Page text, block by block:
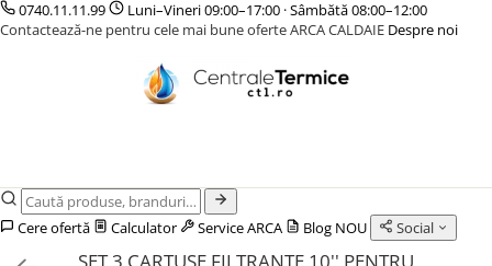
CENTRALE TERMICE
GAZ CONDENSATIE
CAZANE COMBUSTIBIL SOLID
CAZANE LEMNE CU GAZEIFICARE
ACCESORII PENTRU MONTAJ
POMPE DE CALDURA
POMPE DE CALDURA AER-APA
TERMOSTATE DE AMBIENT - AUTOMATIZARI
ELEMENTE SMART
CU FIR
INCALZIRE IN PARDOSEALA
ACCESORII
0740.11.11.99
Luni–Vineri 09:00–17:00 · Sâmbătă 08:00–12:00
Contactează-ne pentru cele mai bune oferte ARCA CALDAIE Despre noi
Cere ofertă Calculator Service ARCA Blog NOU Social